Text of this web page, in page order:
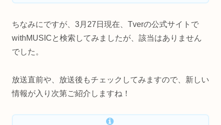
ちなみにですが、3月27日現在、Tverの公式サイトで
withMUSICと検索してみましたが、該当はありません
でした。
放送直前や、放送後もチェックしてみますので、新しい
情報が入り次第ご紹介しますね！